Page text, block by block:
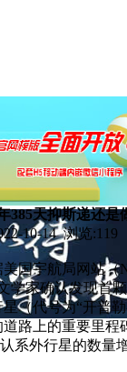
385天抑斯递还是
10-14 浏览:119
国宇航局网站（
学家确认发现首
（代号为“开普勒
路上的重要里程
系外行星的数量